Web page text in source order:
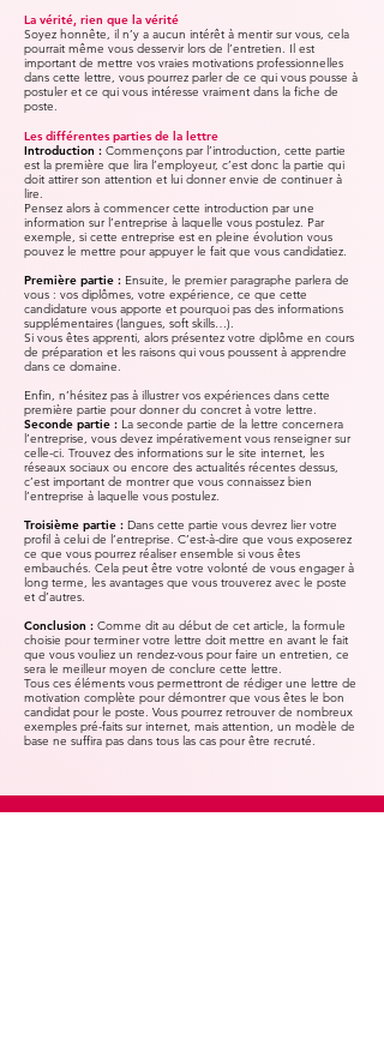
La vérité, rien que la vérité
Soyez honnête, il n’y a aucun intérêt à mentir sur vous, cela
pourrait même vous desservir lors de l’entretien. Il est
important de mettre vos vraies motivations professionnelles
dans cette lettre, vous pourrez parler de ce qui vous pousse à
postuler et ce qui vous intéresse vraiment dans la fiche de
poste.
Les différentes parties de la lettre
Introduction : Commençons par l’introduction, cette partie
est la première que lira l’employeur, c’est donc la partie qui
doit attirer son attention et lui donner envie de continuer à
lire.
Pensez alors à commencer cette introduction par une
information sur l’entreprise à laquelle vous postulez. Par
exemple, si cette entreprise est en pleine évolution vous
pouvez le mettre pour appuyer le fait que vous candidatiez.
Première partie : Ensuite, le premier paragraphe parlera de
vous : vos diplômes, votre expérience, ce que cette
candidature vous apporte et pourquoi pas des informations
supplémentaires (langues, soft skills…).
Si vous êtes apprenti, alors présentez votre diplôme en cours
de préparation et les raisons qui vous poussent à apprendre
dans ce domaine.
Enfin, n’hésitez pas à illustrer vos expériences dans cette
première partie pour donner du concret à votre lettre.
Seconde partie : La seconde partie de la lettre concernera
l’entreprise, vous devez impérativement vous renseigner sur
celle-ci. Trouvez des informations sur le site internet, les
réseaux sociaux ou encore des actualités récentes dessus,
c’est important de montrer que vous connaissez bien
l’entreprise à laquelle vous postulez.
Troisième partie : Dans cette partie vous devrez lier votre
profil à celui de l’entreprise. C’est-à-dire que vous exposerez
ce que vous pourrez réaliser ensemble si vous êtes
embauchés. Cela peut être votre volonté de vous engager à
long terme, les avantages que vous trouverez avec le poste
et d’autres.
Conclusion : Comme dit au début de cet article, la formule
choisie pour terminer votre lettre doit mettre en avant le fait
que vous vouliez un rendez-vous pour faire un entretien, ce
sera le meilleur moyen de conclure cette lettre.
Tous ces éléments vous permettront de rédiger une lettre de
motivation complète pour démontrer que vous êtes le bon
candidat pour le poste. Vous pourrez retrouver de nombreux
exemples pré-faits sur internet, mais attention, un modèle de
base ne suffira pas dans tous las cas pour être recruté.